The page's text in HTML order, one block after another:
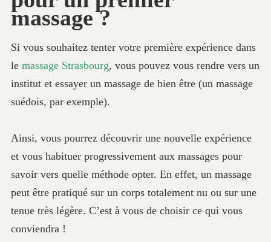
massage ?
Si vous souhaitez tenter votre première expérience dans
le massage Strasbourg, vous pouvez vous rendre vers un
institut et essayer un massage de bien être (un massage
suédois, par exemple).
Ainsi, vous pourrez découvrir une nouvelle expérience
et vous habituer progressivement aux massages pour
savoir vers quelle méthode opter. En effet, un massage
peut être pratiqué sur un corps totalement nu ou sur une
tenue très légère. C’est à vous de choisir ce qui vous
conviendra !